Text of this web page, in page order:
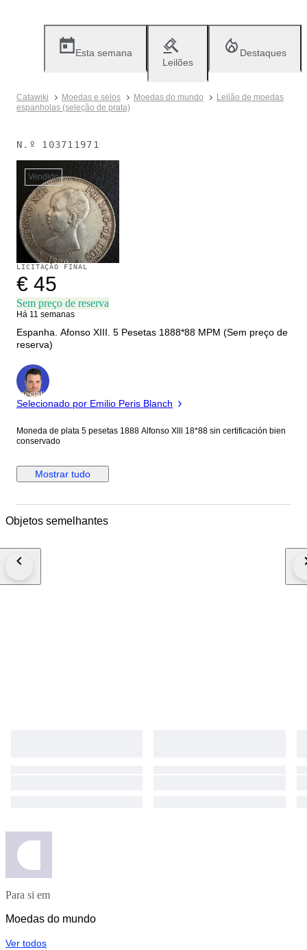
Esta semana
Leilões
Destaques
Catawiki Moedas e selos Moedas do mundo
Leilão de moedas
espanholas (seleção de prata)
N.º 103711971
Vendido
LICITAÇÃO FINAL
€ 45
Sem preço de reserva
Há 11 semanas
Espanha. Afonso XIII. 5 Pesetas 1888*88 MPM (Sem preço de
reserva)
Especialista
Selecionado por Emilio Peris Blanch
Moneda de plata 5 pesetas 1888 Alfonso Xlll 18*88 sin certificación bien
conservado
Mostrar tudo
Objetos semelhantes
Para si em
Moedas do mundo
Ver todos